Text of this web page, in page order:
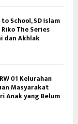
School, SD Islam
The Series
dan Akhlak
01 Kelurahan
Masyarakat
Anak yang Belum